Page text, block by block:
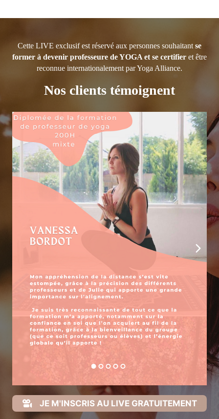
Cette LIVE exclusif est réservé aux personnes souhaitant se
former à devenir professeure de YOGA et se certifier et être
reconnue internationalement par Yoga Alliance.
Nos clients témoignent
JE M'INSCRIS AU LIVE GRATUITEMENT